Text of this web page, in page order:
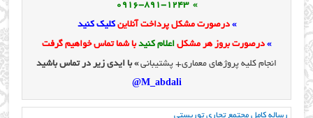
» 0916-891-1243
» درصورت مشکل پرداخت آنلاینکلیک کنید
» درصورت بروز هر مشکل اعلام کنیدبا شما تماس خواهیم گرفت
انجام کلیه پروژهای معماری+ پشتیبانی» با ایدی زیر در تماس باشید
M_abdali@
رساله کامل مجتمع تجاری توریستی